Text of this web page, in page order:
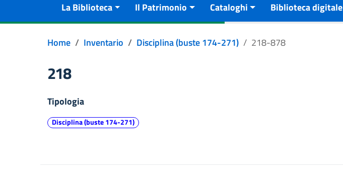
La Biblioteca Il Patrimonio Cataloghi Biblioteca digitale
Home Inventario Disciplina (buste 174-271) 218-878
218
Tipologia
Disciplina (buste 174-271)